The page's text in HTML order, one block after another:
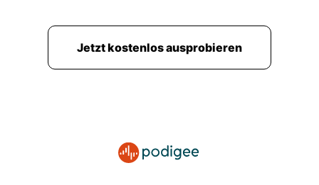
Jetzt kostenlos ausprobieren